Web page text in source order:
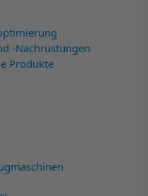
-Nachrüstungen
Produkte